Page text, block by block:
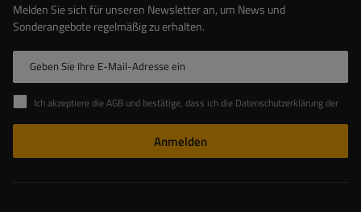
Melden Sie sich für unseren Newsletter an, um News und
Sonderangebote regelmäßig zu erhalten.
Geben Sie Ihre E-Mail-Adresse ein
Ich akzeptiere die AGB und bestätige, dass ich die Datenschutzerklärung der Website zur Kenntnis genommen habe
Anmelden